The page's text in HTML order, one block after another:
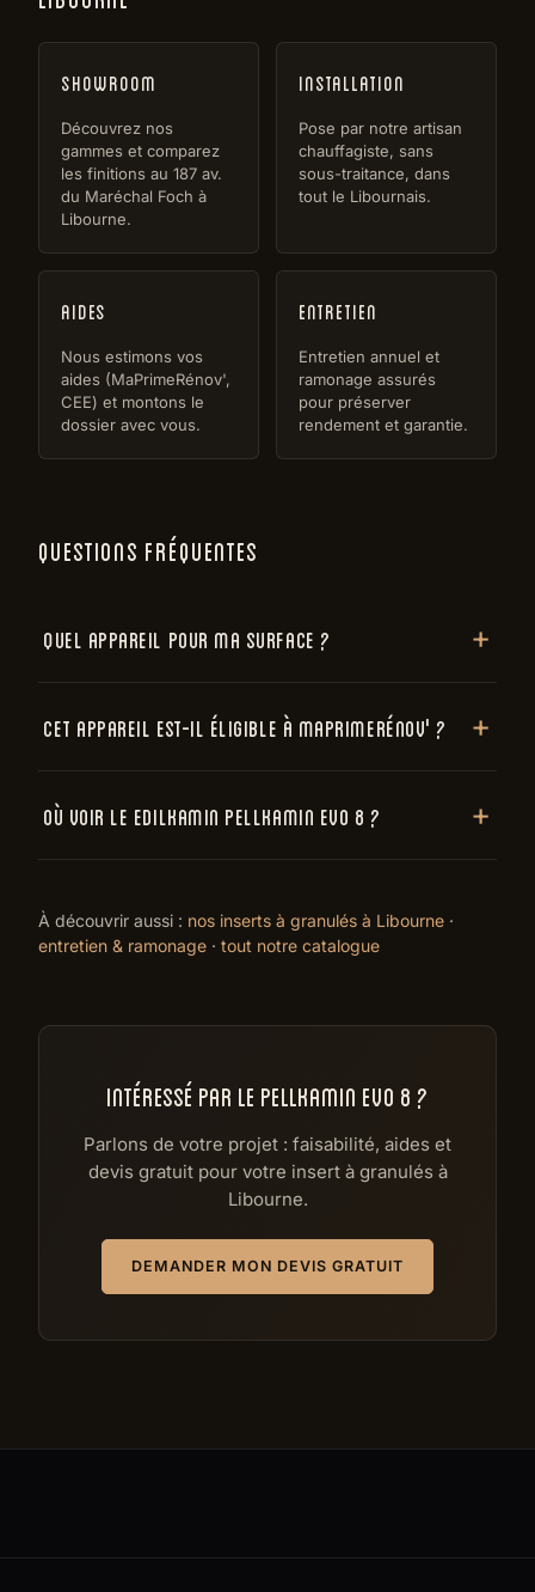
Showroom
Découvrez nos
gammes et comparez
les finitions au 187 av.
du Maréchal Foch à
Libourne.
Installation
Pose par notre artisan
chauffagiste, sans
sous-traitance, dans
tout le Libournais.
Aides
Nous estimons vos
aides (MaPrimeRénov',
CEE) et montons le
dossier avec vous.
Entretien
Entretien annuel et
ramonage assurés
pour préserver
rendement et garantie.
QUESTIONS FRÉQUENTES
Quel appareil pour ma surface ?
Cet appareil est-il éligible à MaPrimeRénov' ?
Où voir le EDILKAMIN Pellkamin Evo 8 ?
À découvrir aussi : nos inserts à granulés à Libourne ·
entretien & ramonage · tout notre catalogue
INTÉRESSÉ PAR LE PELLKAMIN EVO 8 ?
Parlons de votre projet : faisabilité, aides et
devis gratuit pour votre insert à granulés à
Libourne.
DEMANDER MON DEVIS GRATUIT